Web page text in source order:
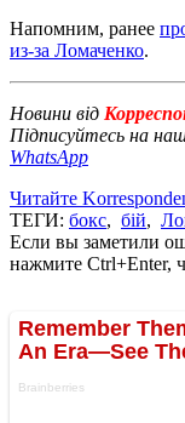
Напомним, ранее
из-за Ломаченко.
Новини від
Підписуйтесь на
WhatsApp
Читайте
ТЕГИ: бокс, бій,
Если вы заметили
нажмите Ctrl+Enter,